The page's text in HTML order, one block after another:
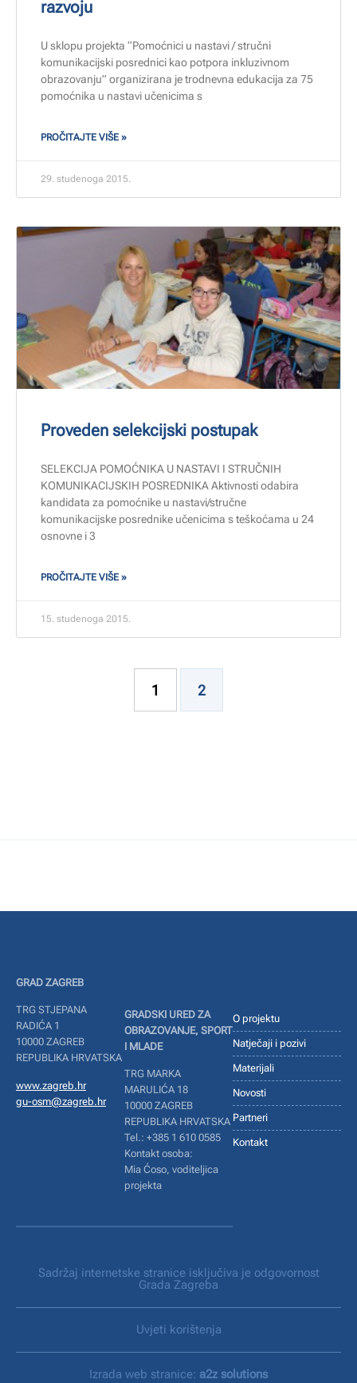
razvoju
U sklopu projekta “Pomoćnici u nastavi / stručni
komunikacijski posrednici kao potpora inkluzivnom
obrazovanju” organizirana je trodnevna edukacija za 75
pomoćnika u nastavi učenicima s
PROČITAJTE VIŠE »
29. studenoga 2015.
Proveden selekcijski postupak
SELEKCIJA POMOĆNIKA U NASTAVI I STRUČNIH
KOMUNIKACIJSKIH POSREDNIKA Aktivnosti odabira
kandidata za pomoćnike u nastavi/stručne
komunikacijske posrednike učenicima s teškoćama u 24
osnovne i 3
PROČITAJTE VIŠE »
15. studenoga 2015.
1 2
GRAD ZAGREB
TRG STJEPANA
RADIĆA 1
10000 ZAGREB
REPUBLIKA HRVATSKA
www.zagreb.hr
gu-osm@zagreb.hr
GRADSKI URED ZA
OBRAZOVANJE, SPORT
I MLADE
TRG MARKA
MARULIĆA 18
10000 ZAGREB
REPUBLIKA HRVATSKA
Tel.: +385 1 610 0585
Kontakt osoba:
Mia Ćoso, voditeljica
projekta
O projektu
Natječaji i pozivi
Materijali
Novosti
Partneri
Kontakt
Sadržaj internetske stranice isključiva je odgovornost
Grada Zagreba
Uvjeti korištenja
Izrada web stranice: a2z solutions